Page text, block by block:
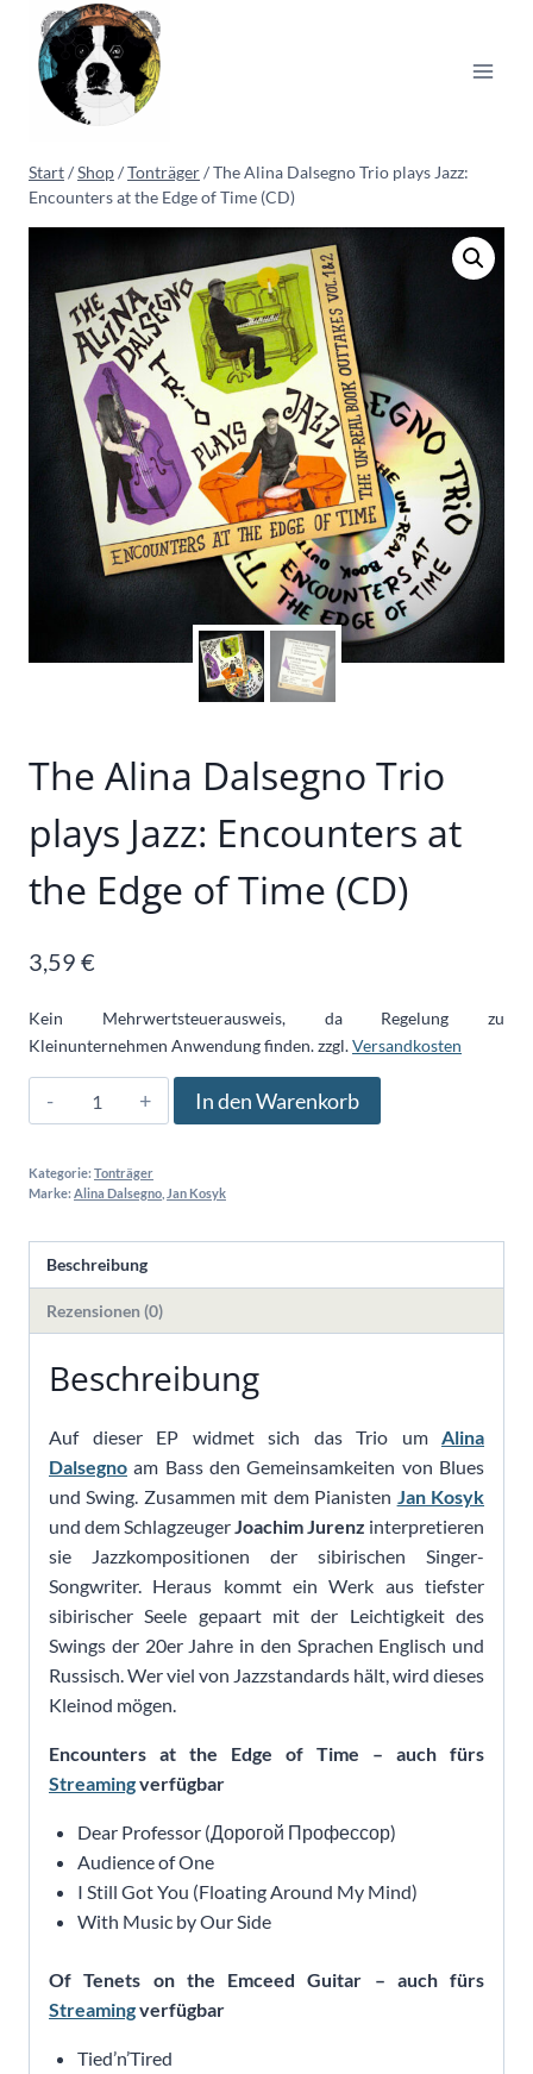
Inhalt
springen
Start/Shop/Tonträger/The Alina Dalsegno Trio plays Jazz:
Encounters at the Edge of Time (CD)
The Alina Dalsegno Trio
plays Jazz: Encounters at
the Edge of Time (CD)
3,59 €
Kein Mehrwertsteuerausweis, da Regelung zu
Kleinunternehmen Anwendung finden.zzgl.Versandkosten
The
Alina
Trio
Jazz:
Encounters
the
of
(CD)
Menge
In den Warenkorb
Kategorie: Tonträger
Marke: Alina Dalsegno Jan Kosyk
Beschreibung
Rezensionen (0)
Beschreibung
Auf dieser EP widmet sich das Trio um Alina
Dalsegno am Bass den Gemeinsamkeiten von Blues
und Swing. Zusammen mit dem Pianisten Jan Kosyk
und dem SchlagzeugerJoachim Jurenz interpretieren
sie Jazzkompositionen der sibirischen Singer-
Songwriter. Heraus kommt ein Werk aus tiefster
sibirischer Seele gepaart mit der Leichtigkeit des
Swings der 20er Jahre in den Sprachen Englisch und
Russisch. Wer viel von Jazzstandards hält, wird dieses
Kleinod mögen.
Encounters at the Edge of Time – auch fürs
Streamingverfügbar
Dear Professor (Дорогой Профессор)
Audience of One
I Still Got You (Floating Around My Mind)
With Music by Our Side
Of Tenets on the Emceed Guitar – auch fürs
Streamingverfügbar
Tied’n’Tired